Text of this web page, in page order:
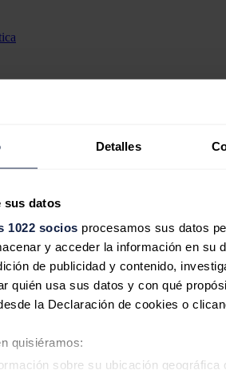
Detalles
sus datos
1022 socios procesamos sus datos
y acceder la información en su
de publicidad y contenido,
quién usa sus datos y con qué
la Declaración de cookies o
quisiéramos:
sobre su ubicación
energético